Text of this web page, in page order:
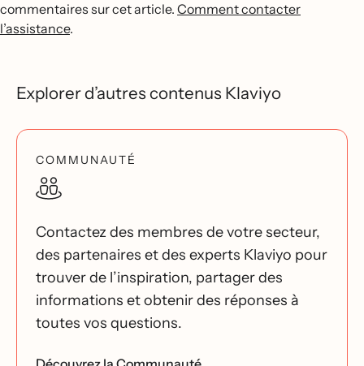
commentaires sur cet article. Comment contacter
l’assistance.
Explorer d’autres contenus Klaviyo
COMMUNAUTÉ
Contactez des membres de votre secteur,
des partenaires et des experts Klaviyo pour
trouver de l’inspiration, partager des
informations et obtenir des réponses à
toutes vos questions.